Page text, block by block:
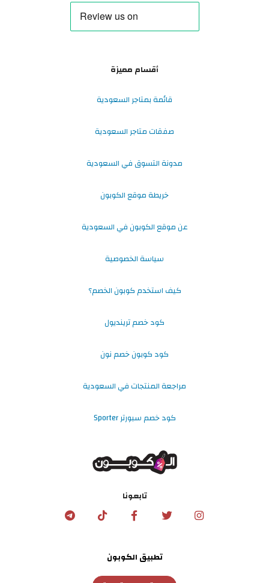
أقسام مميزة
قائمة بمتاجر السعودية
صفقات متاجر السعودية
مدونة التسوق في السعودية
خريطة موقع الكوبون
عن موقع الكوبون في السعودية
سياسة الخصوصية
كيف استخدم كوبون الخصم؟
كود خصم ترينديول
كود كوبون خصم نون
مراجعة المنتجات في السعودية
كود خصم سبورتر Sporter
تابعونا
تطبيق الكوبون